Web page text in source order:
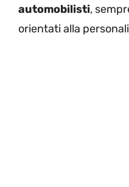
automobilisti,
orientati alla